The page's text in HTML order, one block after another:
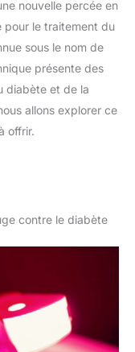
nouvelle percée en
pour le traitement du
sous le nom de
présente des
diabète et de la
allons explorer ce
offrir.
contre le diabète